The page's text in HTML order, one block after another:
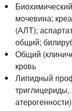
мочевина;
(АЛТ);
общий;
Общий
кровь
Липидный
атерогенности)